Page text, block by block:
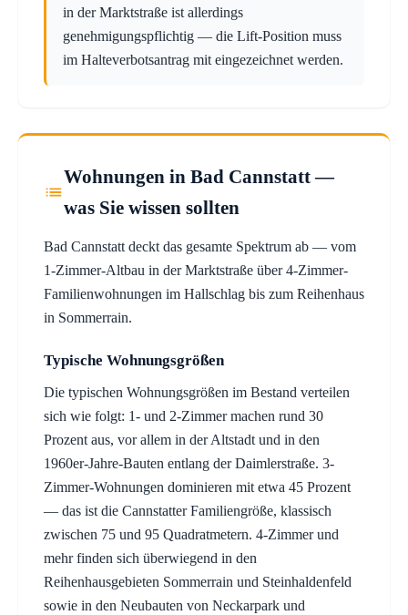
in der Marktstraße ist allerdings
genehmigungspflichtig — die Lift-Position muss
im Halteverbotsantrag mit eingezeichnet werden.
Wohnungen in Bad Cannstatt —
was Sie wissen sollten
Bad Cannstatt deckt das gesamte Spektrum ab — vom
1-Zimmer-Altbau in der Marktstraße über 4-Zimmer-
Familienwohnungen im Hallschlag bis zum Reihenhaus
in Sommerrain.
Typische Wohnungsgrößen
Die typischen Wohnungsgrößen im Bestand verteilen
sich wie folgt: 1- und 2-Zimmer machen rund 30
Prozent aus, vor allem in der Altstadt und in den
1960er-Jahre-Bauten entlang der Daimlerstraße. 3-
Zimmer-Wohnungen dominieren mit etwa 45 Prozent
— das ist die Cannstatter Familiengröße, klassisch
zwischen 75 und 95 Quadratmetern. 4-Zimmer und
mehr finden sich überwiegend in den
Reihenhausgebieten Sommerrain und Steinhaldenfeld
sowie in den Neubauten von Neckarpark und